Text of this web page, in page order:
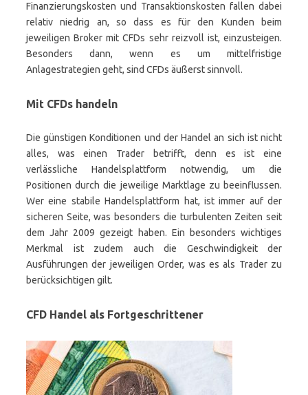
Finanzierungskosten und Transaktionskosten fallen dabei
relativ niedrig an, so dass es für den Kunden beim
jeweiligen Broker mit CFDs sehr reizvoll ist, einzusteigen.
Besonders dann, wenn es um mittelfristige
Anlagestrategien geht, sind CFDs äußerst sinnvoll.
Mit CFDs handeln
Die günstigen Konditionen und der Handel an sich ist nicht
alles, was einen Trader betrifft, denn es ist eine
verlässliche Handelsplattform notwendig, um die
Positionen durch die jeweilige Marktlage zu beeinflussen.
Wer eine stabile Handelsplattform hat, ist immer auf der
sicheren Seite, was besonders die turbulenten Zeiten seit
dem Jahr 2009 gezeigt haben. Ein besonders wichtiges
Merkmal ist zudem auch die Geschwindigkeit der
Ausführungen der jeweiligen Order, was es als Trader zu
berücksichtigen gilt.
CFD Handel als Fortgeschrittener